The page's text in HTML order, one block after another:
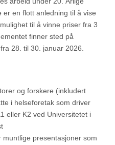
er en flott anledning til å vise
til å vinne priser fra 3
finner sted på
28. til 30. januar 2026.
og forskere (inkludert
i helseforetak som driver
eller K2 ved Universitetet i
presentasjoner som